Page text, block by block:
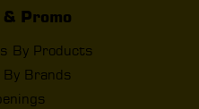
Promo
By Products
Brands